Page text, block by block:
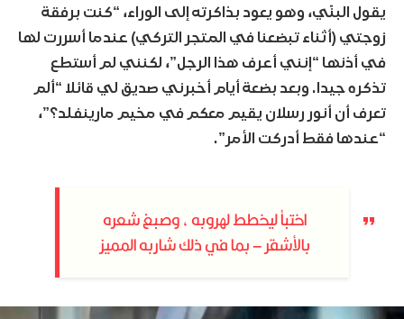
يقول البنّي، وهو يعود بذاكرته إلى الوراء، “كنت برفقة
زوجتي (أثناء تبضعنا في المتجر التركي) عندما أسررت لها
في أذنها “إنني أعرف هذا الرجل”، لكنني لم أستطع
تذكره جيدا. وبعد بضعة أيام أخبرني صديق لي قائلا “ألم
تعرف أن أنور رسلان يقيم معكم في مخيم مارينفلد؟”،
“عندها فقط أدركت الأمر”.
اختبأ ليخطط لهروبه ، وصبغ شعره
بالأشقر – بما في ذلك شاربه المميز